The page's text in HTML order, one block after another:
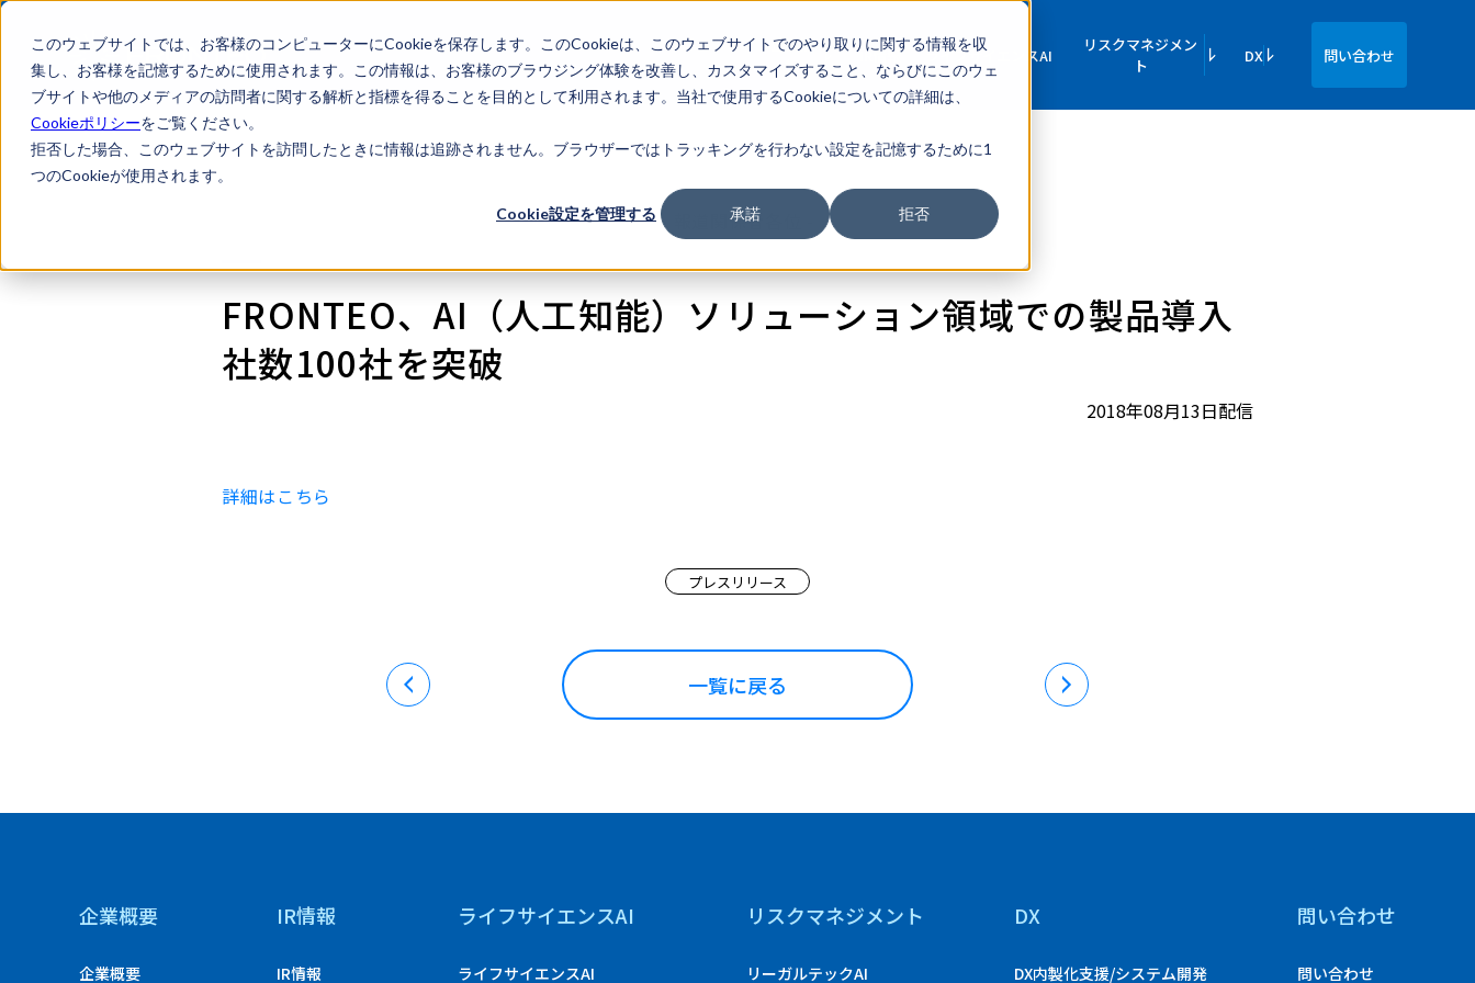
このウェブサイトでは、お客様のコンピューターにCookieを保存します。このCookieは、このウェブサイトでのやり取りに関する情報を収
集し、お客様を記憶するために使用されます。この情報は、お客様のブラウジング体験を改善し、カスタマイズすること、ならびにこのウェ
ブサイトや他のメディアの訪問者に関する解析と指標を得ることを目的として利用されます。当社で使用するCookieについての詳細は、
Cookieポリシーをご覧ください。
拒否した場合、このウェブサイトを訪問したときに情報は追跡されません。ブラウザーではトラッキングを行わない設定を記憶するために1
つのCookieが使用されます。
Cookie設定を管理する 承諾 拒否
企業情
報
IR情報 ライフサイエンスAI
リスクマネジメン
ト
DX 問い合わせ
- 報道関係者各位 -
FRONTEO、AI（人工知能）ソリューション領域での製品導入
社数100社を突破
2018年08月13日配信
詳細はこちら
プレスリリース
一覧に戻る
企業概要
企業概要
IR情報
IR情報
ライフサイエンスAI
ライフサイエンスAI
リスクマネジメント
リーガルテックAI
DX
DX内製化支援/システム開発
問い合わせ
問い合わせ